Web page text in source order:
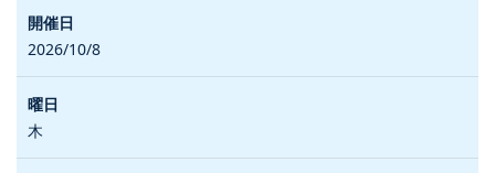
2026/10/8
木